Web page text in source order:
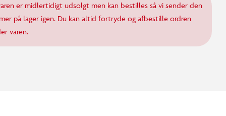
er midlertidigt udsolgt men kan bestilles så vi sender den
på lager igen. Du kan altid fortryde og afbestille ordren
varen.